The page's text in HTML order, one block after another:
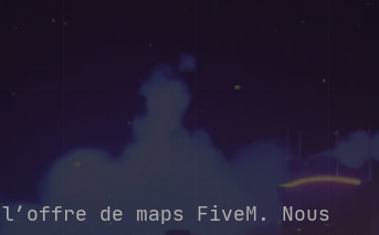
de maps FiveM. Nous